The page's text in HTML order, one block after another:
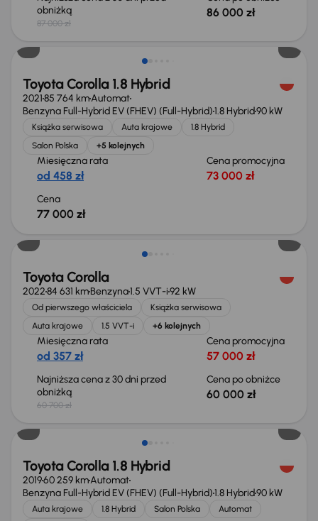
obniżką
87 000 zł
86 000 zł
Toyota Corolla 1.8 Hybrid
202185 764 kmAutomat
Benzyna Full-Hybrid EV (FHEV) (Full-Hybrid)1.8 Hybrid90 kW
Książka serwisowa Auta krajowe
1.8 Hybrid
Salon Polska
+5 kolejnych
Miesięczna rata
od 458 zł
Cena promocyjna
73 000 zł
Cena
77 000 zł
Toyota Corolla
202284 631 kmBenzyna1.5 VVT-i92 kW
Od pierwszego właściciela
Książka serwisowa
Auta krajowe
1.5 VVT-i +6 kolejnych
Miesięczna rata
od 357 zł
Cena promocyjna
57 000 zł
Najniższa cena z 30 dni przed
obniżką
60 700 zł
Cena po obniżce
60 000 zł
Możliwość odliczenia VAT
Toyota Corolla 1.8 Hybrid
201960 259 kmAutomat
Benzyna Full-Hybrid EV (FHEV) (Full-Hybrid)1.8 Hybrid90 kW
Auta krajowe 1.8 Hybrid Salon Polska
Automat